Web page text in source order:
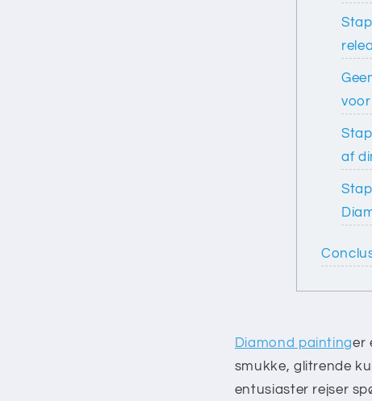
af
Diamond paintinger
smukke, glitrende
entusiaster rejser